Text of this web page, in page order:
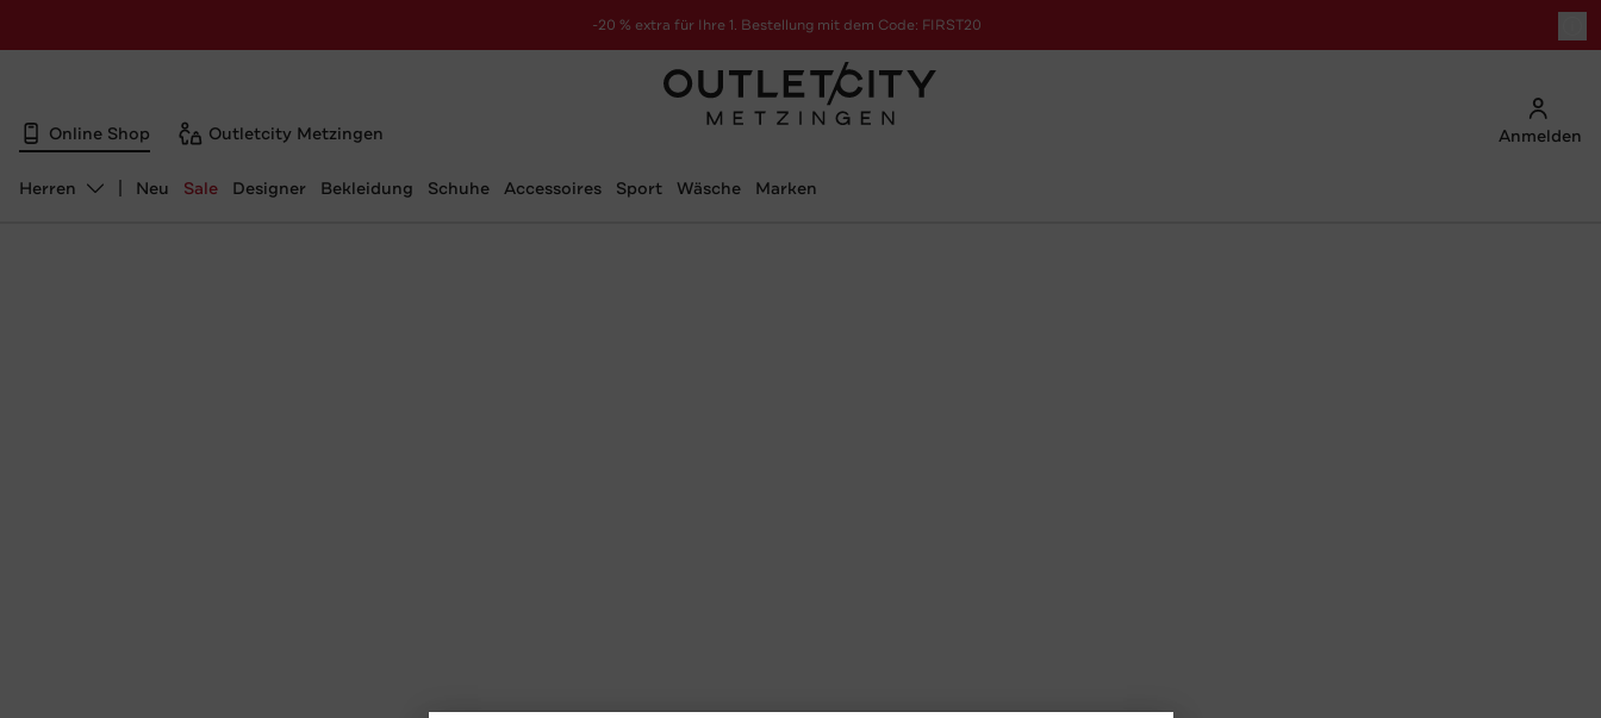
-20 % extra für Ihre 1. Bestellung mit dem Code: FIRST20
Online Shop Outletcity Metzingen Anmelden
Abteilung ändern, ausgewählt:
Herren Neu Sale Designer Bekleidung Schuhe Accessoires Sport Wäsche Marken